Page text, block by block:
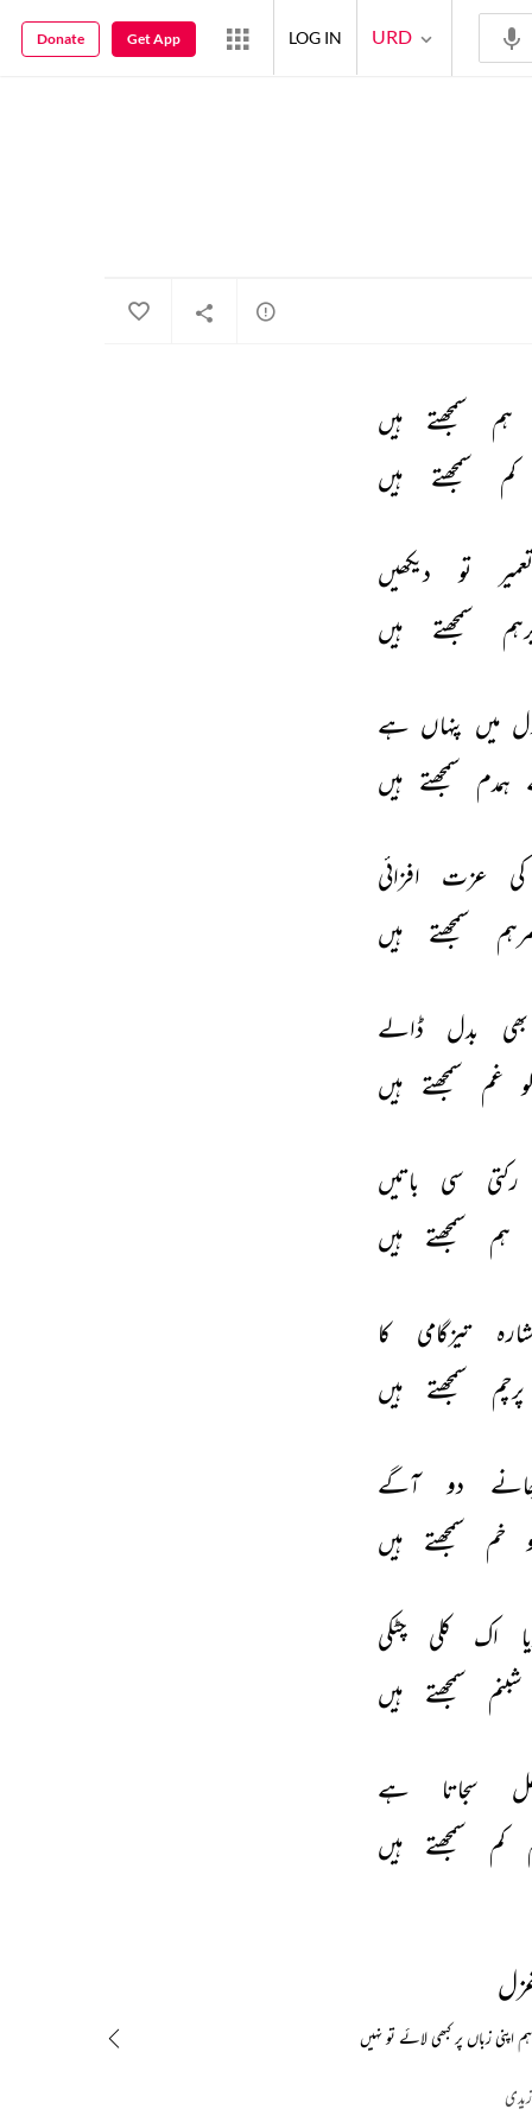
ہم سمجھتے
ہیں
کم
سمجھتے ہیں
تعمیر تو
دیکھیں
سمجھتے ہیں
میں پنہاں ہے
ہمدم سمجھتے ہیں
کی عزت
افزائی
سمجھتے ہیں
بھی بدل
ڈالے
غم سمجھتے ہیں
رکتی سی
باتیں
ہم سمجھتے ہیں
تیزگامی
کا
پرچم
سمجھتے ہیں
دو
آگے
خم سمجھتے ہیں
اک کلی
چٹکی
شبنم
سمجھتے ہیں
سجاتا
ہے
کم سمجھتے ہیں
زباں پر کبھی لائے تو نہیں
زیدی
URD
LOG IN
Get App
Donate